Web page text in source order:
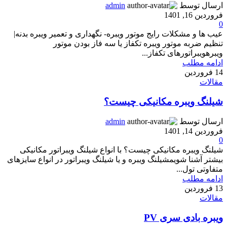
ارسال توسط
admin
فروردین 16, 1401
0
عیب ها و مشکلات رایج موتور ویبره- نگهداری و تعمیر ویبره بدنه|
تنظیم ضربه موتور ویبره تکفاز یا سه فاز بودن موتور
ویبرهویبراتورهای تکفاز...
ادامه مطلب
14 فروردین
مقالات
شیلنگ ویبره مکانیکی چیست؟
ارسال توسط
admin
فروردین 14, 1401
0
شیلنگ ویبره مکانیکی چیست؟ با انواع شیلنگ ویبراتور مکانیکی
بیشتر آشنا شویمشیلنگ ویبره و یا شیلنگ ویبراتور در انواع سایزهای
متفاوتی تول...
ادامه مطلب
13 فروردین
مقالات
ویبره بادی سری PV